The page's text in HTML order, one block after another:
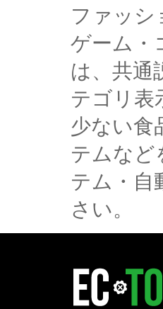
ファッシ
ゲーム・
は、共通
テゴリ表
少ない食
テムなど
テム・自
さい。